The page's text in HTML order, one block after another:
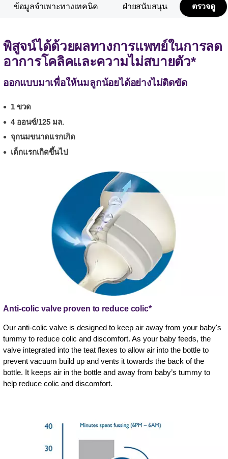
ข้อมูลจำเพาะทางเทคนิค ฝ่ายสนับสนุน ตรวจดู
พิสูจน์ได้ด้วยผลทางการแพทย์ในการลด
อาการโคลิคและความไม่สบายตัว*
ออกแบบมาเพื่อให้นมลูกน้อยได้อย่างไม่ติดขัด
1 ขวด
4 ออนซ์/125 มล.
จุกนมขนาดแรกเกิด
เด็กแรกเกิดขึ้นไป
Anti-colic valve proven to reduce colic*
Our anti-colic valve is designed to keep air away from your baby's
tummy to reduce colic and discomfort. As your baby feeds, the
valve integrated into the teat flexes to allow air into the bottle to
prevent vacuum build up and vents it towards the back of the
bottle. It keeps air in the bottle and away from baby’s tummy to
help reduce colic and discomfort.